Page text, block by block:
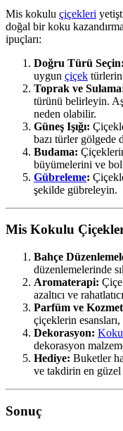
Mis kokulu çiçekleri
doğal bir koku
ipuçları:
Doğru Türü Seçin:
uygun çiçek
Toprak ve
türünü belirleyin.
neden olabilir.
Güneş Işığı:
bazı türler gölgede
Budama:
büyümelerini ve bol
Gübreleme:
şekilde gübreleyin.
Mis Kokulu
Bahçe
düzenlemelerinde
Aromaterapi:
azaltıcı ve
Parfüm ve
çiçeklerin
Dekorasyon:
dekorasyon
Hediye: Buketler
ve takdirin en
Sonuç